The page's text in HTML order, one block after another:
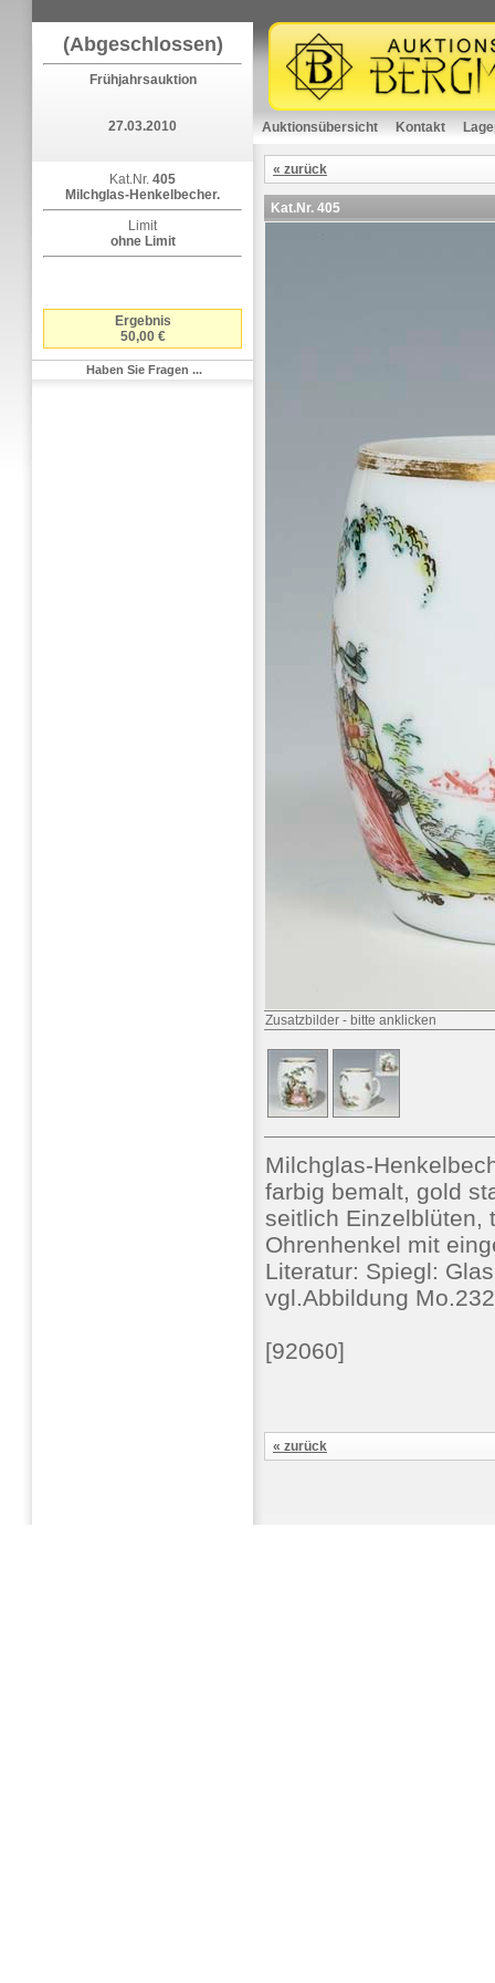
(Abgeschlossen)
Frühjahrsauktion
27.03.2010
Kat.Nr. 405
Milchglas-Henkelbecher.
Limit
ohne Limit
Ergebnis
50,00 €
Haben Sie Fragen ...
Auktionsübersicht Kontakt
« zurück
Kat.Nr. 405
Zusatzbilder - bitte anklicken
Milchglas-
farbig bemalt, gold
seitlich Einzelblüten,
Ohrenhenkel mit
Literatur: Spiegl:
vgl.Abbildung Mo.232
[92060]
« zurück